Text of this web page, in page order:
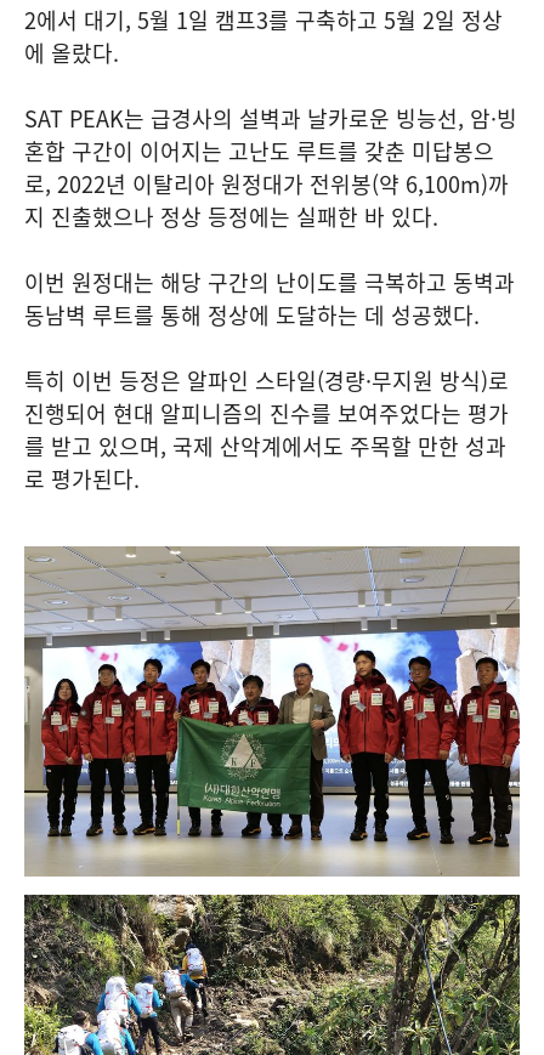
2에서 대기, 5월 1일 캠프3를 구축하고 5월 2일 정상
에 올랐다.
SAT PEAK는 급경사의 설벽과 날카로운 빙능선, 암·빙
혼합 구간이 이어지는 고난도 루트를 갖춘 미답봉으
로, 2022년 이탈리아 원정대가 전위봉(약 6,100m)까
지 진출했으나 정상 등정에는 실패한 바 있다.
이번 원정대는 해당 구간의 난이도를 극복하고 동벽과
동남벽 루트를 통해 정상에 도달하는 데 성공했다.
특히 이번 등정은 알파인 스타일(경량·무지원 방식)로
진행되어 현대 알피니즘의 진수를 보여주었다는 평가
를 받고 있으며, 국제 산악계에서도 주목할 만한 성과
로 평가된다.